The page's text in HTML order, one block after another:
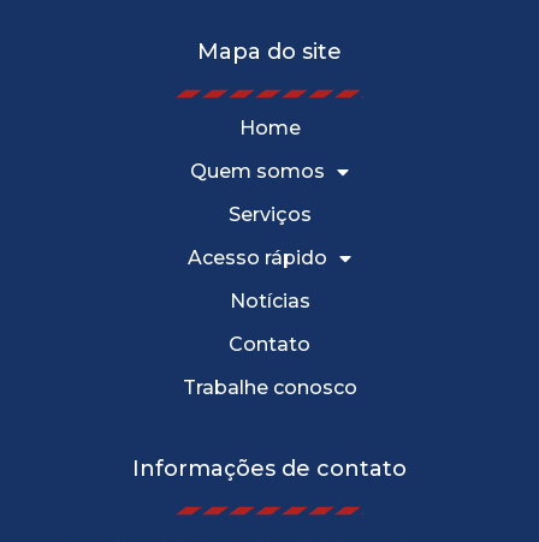
Mapa do site
Home
Quem somos
Serviços
Acesso rápido
Notícias
Contato
Trabalhe conosco
Informações de contato